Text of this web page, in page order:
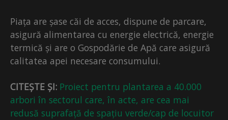
Piața are șase căi de acces, dispune de parcare,
asigură alimentarea cu energie electrică, energie
termică și are o Gospodărie de Apă care asigură
calitatea apei necesare consumului.
CITEȘTE ȘI: Proiect pentru plantarea a 40.000
arbori în sectorul care, în acte, are cea mai
redusă suprafață de spațiu verde/cap de locuitor